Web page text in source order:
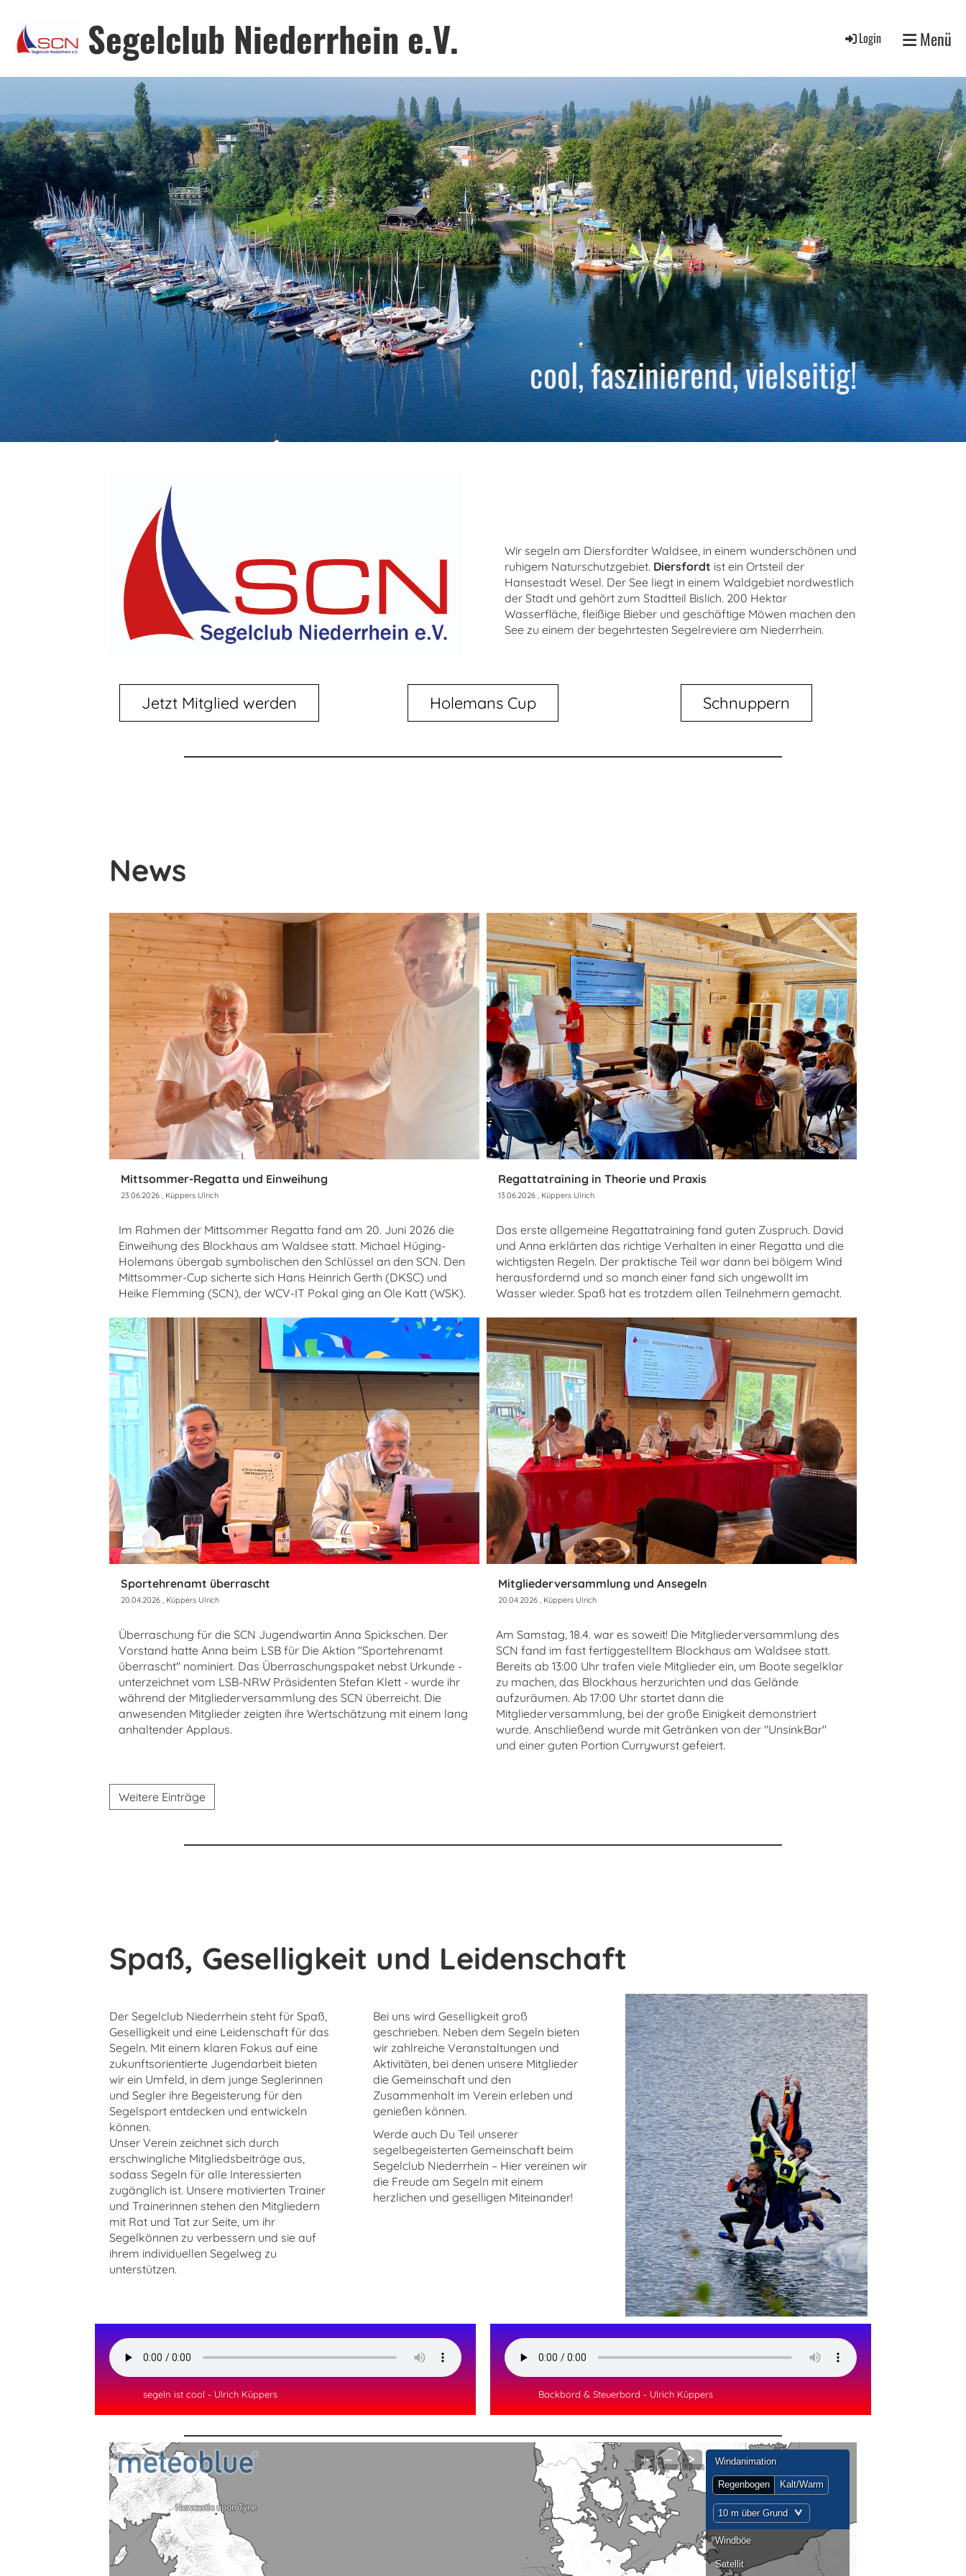
Segelclub Niederrhein e.V. Login Menü
cool,faszinierend,vielseitig!
Wir segeln am Diersfordter Waldsee, in einem wunderschönen und
ruhigem Naturschutzgebiet. Diersfordt ist ein Ortsteil der
Hansestadt Wesel. Der See liegt in einem Waldgebiet nordwestlich
der Stadt und gehört zum Stadtteil Bislich. 200 Hektar
Wasserfläche, fleißige Bieber und geschäftige Möwen machen den
See zu einem der begehrtesten Segelreviere am Niederrhein.
Jetzt Mitglied werden Holemans Cup Schnuppern
News
Mittsommer-Regatta und Einweihung
23.06.2026 , Küppers Ulrich
Im Rahmen der Mittsommer Regatta fand am 20. Juni 2026 die
Einweihung des Blockhaus am Waldsee statt. Michael Hüging-
Holemans übergab symbolischen den Schlüssel an den SCN. Den
Mittsommer-Cup sicherte sich Hans Heinrich Gerth (DKSC) und
Heike Flemming (SCN), der WCV-IT Pokal ging an Ole Katt (WSK).
Regattatraining in Theorie und Praxis
13.06.2026, Küppers Ulrich
Das erste allgemeine Regattatraining fand guten Zuspruch. David
und Anna erklärten das richtige Verhalten in einer Regatta und die
wichtigsten Regeln. Der praktische Teil war dann bei böigem Wind
herausfordernd und so manch einer fand sich ungewollt im
Wasser wieder. Spaß hat es trotzdem allen Teilnehmern gemacht.
Sportehrenamt überrascht
20.04.2026 , Küppers Ulrich
Überraschung für die SCN Jugendwartin Anna Spickschen. Der
Vorstand hatte Anna beim LSB für Die Aktion "Sportehrenamt
überrascht" nominiert. Das Überraschungspaket nebst Urkunde -
unterzeichnet vom LSB-NRW Präsidenten Stefan Klett - wurde ihr
während der Mitgliederversammlung des SCN überreicht. Die
anwesenden Mitglieder zeigten ihre Wertschätzung mit einem lang
anhaltender Applaus.
Mitgliederversammlung und Ansegeln
20.04.2026, Küppers Ulrich
Am Samstag, 18.4. war es soweit! Die Mitgliederversammlung des
SCN fand im fast fertiggestelltem Blockhaus am Waldsee statt.
Bereits ab 13:00 Uhr trafen viele Mitglieder ein, um Boote segelklar
zu machen, das Blockhaus herzurichten und das Gelände
aufzuräumen. Ab 17:00 Uhr startet dann die
Mitgliederversammlung, bei der große Einigkeit demonstriert
wurde. Anschließend wurde mit Getränken von der "UnsinkBar"
und einer guten Portion Currywurst gefeiert.
Weitere Einträge
Spaß, Geselligkeit und Leidenschaft
Der Segelclub Niederrhein steht für Spaß,
Geselligkeit und eine Leidenschaft für das
Segeln. Mit einem klaren Fokus auf eine
zukunftsorientierte Jugendarbeit bieten
wir ein Umfeld, in dem junge Seglerinnen
und Segler ihre Begeisterung für den
Segelsport entdecken und entwickeln
können.
Unser Verein zeichnet sich durch
erschwingliche Mitgliedsbeiträge aus,
sodass Segeln für alle Interessierten
zugänglich ist. Unsere motivierten Trainer
und Trainerinnen stehen den Mitgliedern
mit Rat und Tat zur Seite, um ihr
Segelkönnen zu verbessern und sie auf
ihrem individuellen Segelweg zu
unterstützen.
Bei uns wird Geselligkeit groß
geschrieben. Neben dem Segeln bieten
wir zahlreiche Veranstaltungen und
Aktivitäten, bei denen unsere Mitglieder
die Gemeinschaft und den
Zusammenhalt im Verein erleben und
genießen können.
Werde auch Du Teil unserer
segelbegeisterten Gemeinschaft beim
Segelclub Niederrhein – Hier vereinen wir
die Freude am Segeln mit einem
herzlichen und geselligen Miteinander!
segeln ist cool - Ulrich Küppers Backbord & Steuerbord - Ulrich Küppers